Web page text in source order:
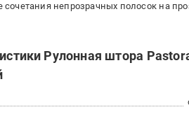
сочетания непрозрачных полосок на
Рулонная штора